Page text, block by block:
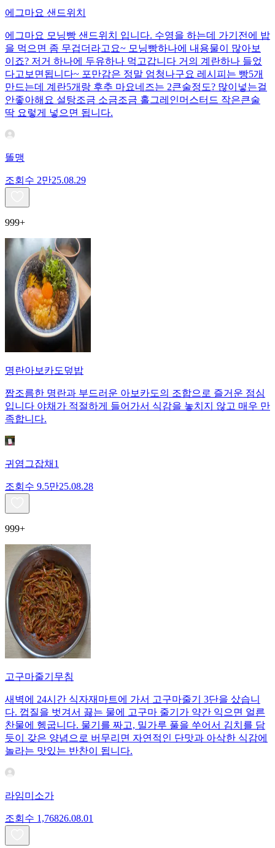
에그마요 샌드위치
에그마요 모닝빵 샌드위치 입니다. 수영을 하는데 가기전에 밥
을 먹으면 좀 무겁더라고요~ 모닝빵하나에 내용물이 많아보
이죠? 저거 하나에 두유하나 먹고갑니다 거의 계란하나 들었
다고보면됩니다~ 포만감은 정말 엄청나구요 레시피는 빵5개
만드는데 계란5개랑 후추 마요네즈는 2큰술정도? 많이넣는걸
안좋아해요 설탕조금 소금조금 홀그레인머스터드 작은큰술
딱 요렇게 넣으면 됩니다.
똘맹
조회수 2만25.08.29
999+
명란아보카도덮밥
짭조름한 명란과 부드러운 아보카도의 조합으로 즐거운 점심
입니다 야채가 적절하게 들어가서 식감을 놓치지 않고 매우 만
족합니다.
귀염그잡채1
조회수 9.5만25.08.28
999+
고구마줄기무침
새벽에 24시간 식자재마트에 가서 고구마줄기 3단을 샀습니
다. 껍질을 벗겨서 끓는 물에 고구마 줄기가 약간 익으면 얼른
찬물에 헹굽니다. 물기를 짜고, 밀가루 풀을 쑤어서 김치를 담
듯이 갖은 양념으로 버무리면 자연적인 단맛과 아삭한 식감에
놀라는 맛있는 반찬이 됩니다.
라임미소가
조회수 1,76826.08.01